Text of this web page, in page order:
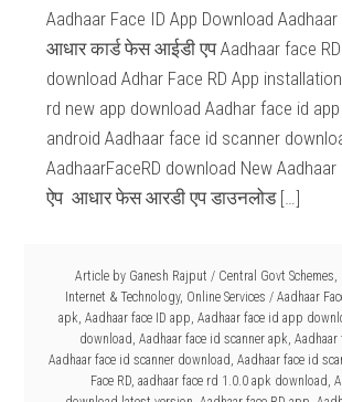
Aadhaar Face ID App Download Aadhaar
आधार कार्ड फेस आईडी एप Aadhaar face
download Adhar Face RD App
rd new app download Aadhar face id
android Aadhaar face id scanner
AadhaarFaceRD download New
ऐप आधार फेस आरडी एप डाउनलोड […]
Article by Ganesh Rajput / Central Govt Schemes,
Internet & Technology, Online Services / Aadhaar
apk, Aadhaar face ID app, Aadhaar face id app
download, Aadhaar face id scanner apk, Aadhaar
Aadhaar face id scanner download, Aadhaar face id
Face RD, aadhaar face rd 1.0.0 apk download,